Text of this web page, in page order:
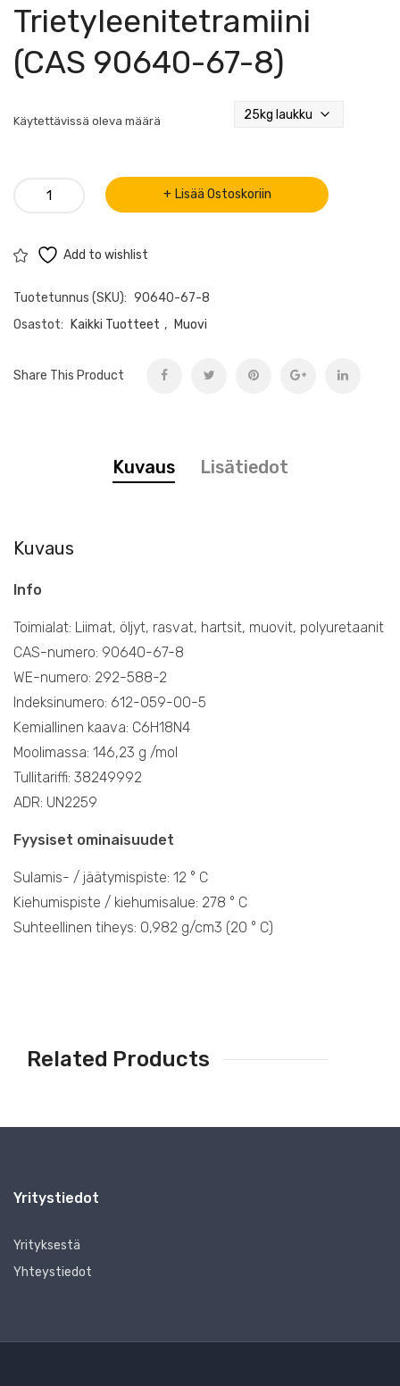
Trietyleenitetramiini
(CAS 90640-67-8)
Käytettävissä oleva määrä
Trietyleenitetramiini
67-
määrä
Lisää Ostoskoriin
Add to wishlist
Tuotetunnus (SKU): 90640-67-8
Osastot:
Kaikki Tuotteet , Muovi
Share This Product
Kuvaus Lisätiedot
Kuvaus
Info
Toimialat: Liimat, öljyt, rasvat, hartsit, muovit, polyuretaanit
CAS-numero: 90640-67-8
WE-numero: 292-588-2
Indeksinumero: 612-059-00-5
Kemiallinen kaava: C6H18N4
Moolimassa: 146,23 g /mol
Tullitariffi: 38249992
ADR: UN2259
Fyysiset ominaisuudet
Sulamis- / jäätymispiste: 12 ° C
Kiehumispiste / kiehumisalue: 278 ° C
Suhteellinen tiheys: 0,982 g/cm3 (20 ° C)
Related Products
Yritystiedot
Yrityksestä
Yhteystiedot